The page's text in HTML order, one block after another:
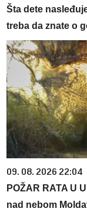
Šta dete
treba da znate o
09. 08. 2026 22:04
POŽAR RATA U
nad nebom